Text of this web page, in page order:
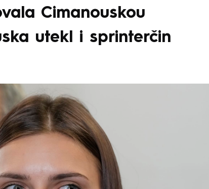
Cimanouskou
utekl i sprinterčin